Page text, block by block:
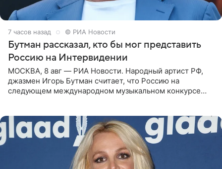
7 часов назад © РИА Новости
Бутман рассказал, кто бы мог представить
Россию на Интервидении
МОСКВА, 8 авг — РИА Новости. Народный артист РФ,
джазмен Игорь Бутман считает, что Россию на
следующем международном музыкальном конкурсе